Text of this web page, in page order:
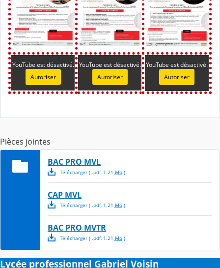
YouTube est désactivé.
Autoriser
YouTube est désactivé.
Autoriser
YouTube est désactivé.
Autoriser
Pièces jointes
BAC PRO MVL
Télécharger( .pdf, 1.21 Mo)
CAP MVL
Télécharger( .pdf, 1.21 Mo)
BAC PRO MVTR
Télécharger( .pdf, 1.21 Mo)
Lycée professionnel Gabriel Voisin